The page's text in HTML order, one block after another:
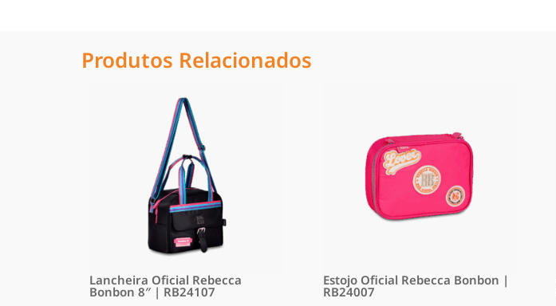
Produtos Relacionados
Lancheira Oficial Rebecca
Bonbon 8″ | RB24107
Estojo Oficial Rebecca Bonbon |
RB24007